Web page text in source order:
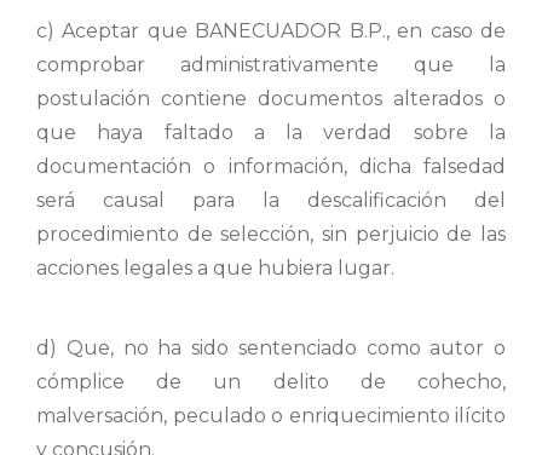
c) Aceptar que BANECUADOR B.P., en caso de
comprobar administrativamente que la
postulación contiene documentos alterados o
que haya faltado a la verdad sobre la
documentación o información, dicha falsedad
será causal para la descalificación del
procedimiento de selección, sin perjuicio de las
acciones legales a que hubiera lugar.
d) Que, no ha sido sentenciado como autor o
cómplice de un delito de cohecho,
malversación, peculado o enriquecimiento ilícito
y concusión.